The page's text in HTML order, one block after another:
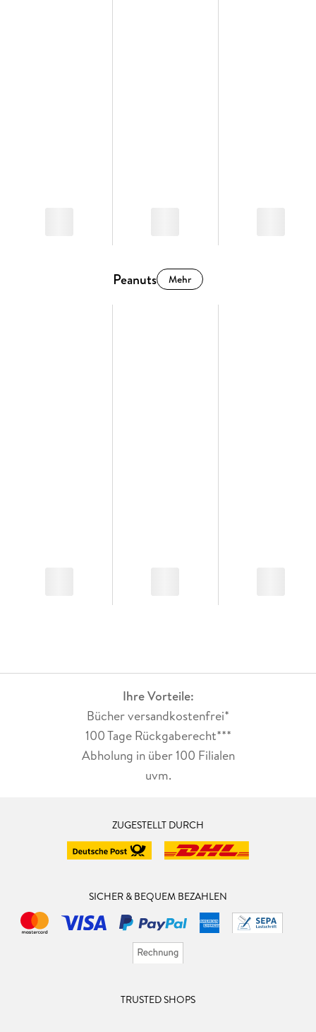
Peanuts Mehr
Ihre Vorteile:
Bücher versandkostenfrei*
100 Tage Rückgaberecht***
Abholung in über 100 Filialen
uvm.
ZUGESTELLT DURCH
SICHER & BEQUEM BEZAHLEN
TRUSTED SHOPS